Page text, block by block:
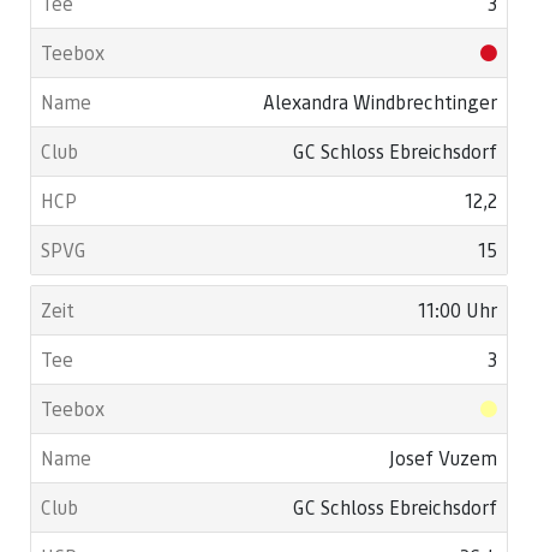
Alexandra Windbrechtinger
GC Schloss Ebreichsdorf
12,2
15
11:00 Uhr
3
Josef Vuzem
GC Schloss Ebreichsdorf